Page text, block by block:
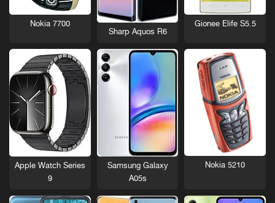
Gionee Elife S5.5
Sharp Aquos R6
Nokia 7700
Nokia 5210
Samsung Galaxy
A05s
Apple Watch Series
9